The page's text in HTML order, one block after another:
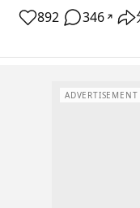
892 346 ↗
ADVERTISEMENT